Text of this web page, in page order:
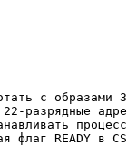
с образами
разрядные
флаг READY в